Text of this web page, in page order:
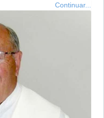
Continuar...